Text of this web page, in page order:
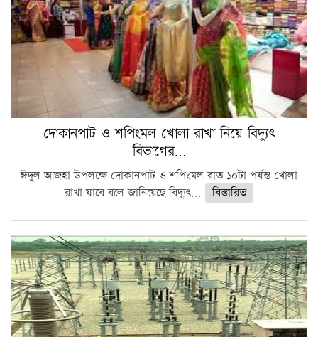
দোকানপাট ও শপিংমল খোলা রাখা নিয়ে বিদ্যুৎ
বিভাগের…
ঈদুল আজহা উপলক্ষে দোকানপাট ও শপিংমল রাত ১০টা পর্যন্ত খোলা
রাখা যাবে বলে জানিয়েছে বিদ্যুৎ...
বিস্তারিত